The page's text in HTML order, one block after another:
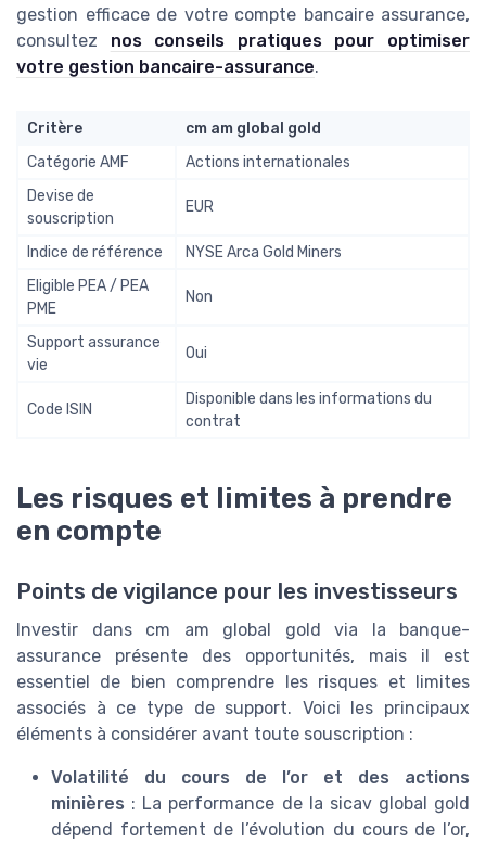
gestion efficace de votre compte bancaire assurance,
consultez nos conseils pratiques pour optimiser
votre gestion bancaire-assurance.
Critère
cm am global gold
Catégorie AMF
Actions internationales
Devise de
souscription
EUR
Indice de référence
NYSE Arca Gold Miners
Eligible PEA / PEA
PME
Non
Support assurance
vie
Oui
Code ISIN
Disponible dans les informations du
contrat
Les risques et limites à prendre
en compte
Points de vigilance pour les investisseurs
Investir dans cm am global gold via la banque-
assurance présente des opportunités, mais il est
essentiel de bien comprendre les risques et limites
associés à ce type de support. Voici les principaux
éléments à considérer avant toute souscription :
Volatilité du cours de l’or et des actions
minières : La performance de la sicav global gold
dépend fortement de l’évolution du cours de l’or,